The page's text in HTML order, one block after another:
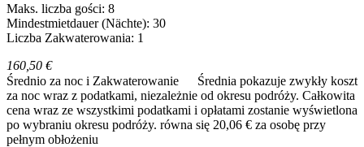
Maks. liczba gości: 8
Mindestmietdauer (Nächte): 30
Liczba Zakwaterowania: 1
160,50 €
Średnio za noc i Zakwaterowanie
Średnia pokazuje zwykły koszt
za noc wraz z podatkami, niezależnie od okresu podróży. Całkowita
cena wraz ze wszystkimi podatkami i opłatami zostanie wyświetlona
po wybraniu okresu podróży. równa się 20,06 € za osobę przy
pełnym obłożeniu